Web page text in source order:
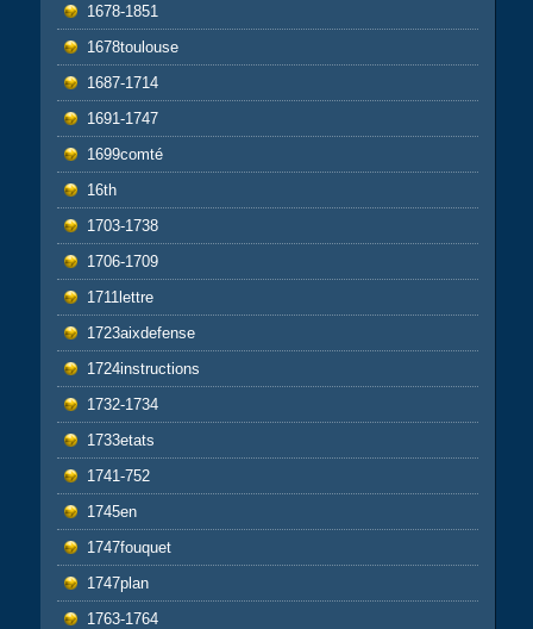
1678-1851
1678toulouse
1687-1714
1691-1747
1699comté
16th
1703-1738
1706-1709
1711lettre
1723aixdefense
1724instructions
1732-1734
1733etats
1741-752
1745en
1747fouquet
1747plan
1763-1764